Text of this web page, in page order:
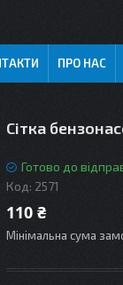
ПРО НАС
Сітка
Готово до
Код: 2571
110 ₴
Мінімальна сума